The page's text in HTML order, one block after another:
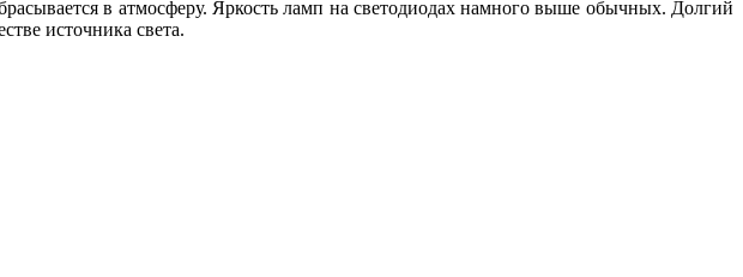
в атмосферу. Яркость ламп на светодиодах намного выше обычных. Долгий
источника света.